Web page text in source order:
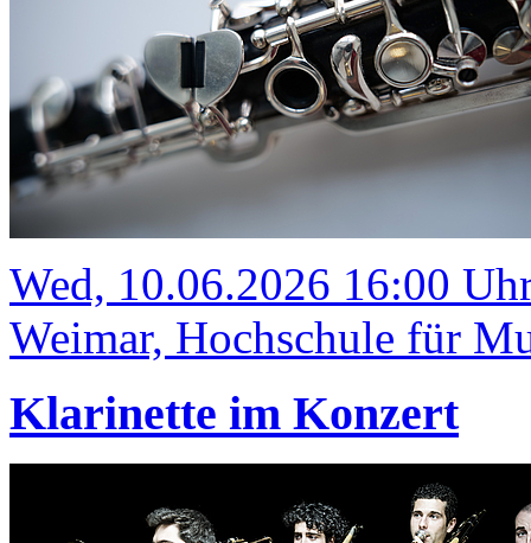
Wed, 10.06.2026 16:00
Weimar, Hochschule für
Klarinette im Konzert